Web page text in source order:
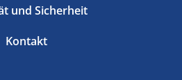
und Sicherheit
Kontakt